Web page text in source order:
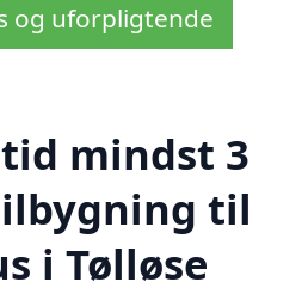
og uforpligtende
mindst 3
til
i Tølløse